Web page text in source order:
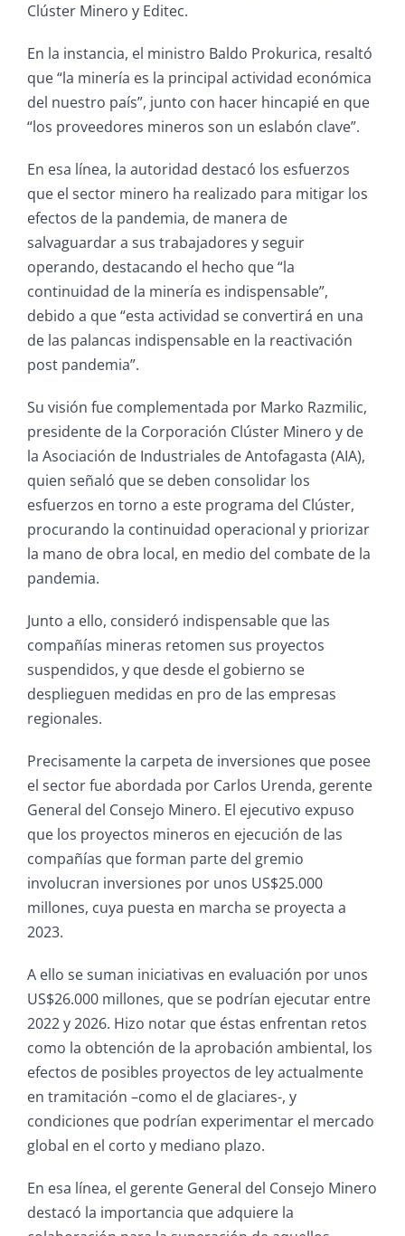
Clúster Minero y Editec.
En la instancia, el ministro Baldo Prokurica, resaltó
que “la minería es la principal actividad económica
del nuestro país”, junto con hacer hincapié en que
“los proveedores mineros son un eslabón clave”.
En esa línea, la autoridad destacó los esfuerzos
que el sector minero ha realizado para mitigar los
efectos de la pandemia, de manera de
salvaguardar a sus trabajadores y seguir
operando, destacando el hecho que “la
continuidad de la minería es indispensable”,
debido a que “esta actividad se convertirá en una
de las palancas indispensable en la reactivación
post pandemia”.
Su visión fue complementada por Marko Razmilic,
presidente de la Corporación Clúster Minero y de
la Asociación de Industriales de Antofagasta (AIA),
quien señaló que se deben consolidar los
esfuerzos en torno a este programa del Clúster,
procurando la continuidad operacional y priorizar
la mano de obra local, en medio del combate de la
pandemia.
Junto a ello, consideró indispensable que las
compañías mineras retomen sus proyectos
suspendidos, y que desde el gobierno se
desplieguen medidas en pro de las empresas
regionales.
Precisamente la carpeta de inversiones que posee
el sector fue abordada por Carlos Urenda, gerente
General del Consejo Minero. El ejecutivo expuso
que los proyectos mineros en ejecución de las
compañías que forman parte del gremio
involucran inversiones por unos US$25.000
millones, cuya puesta en marcha se proyecta a
2023.
A ello se suman iniciativas en evaluación por unos
US$26.000 millones, que se podrían ejecutar entre
2022 y 2026. Hizo notar que éstas enfrentan retos
como la obtención de la aprobación ambiental, los
efectos de posibles proyectos de ley actualmente
en tramitación –como el de glaciares-, y
condiciones que podrían experimentar el mercado
global en el corto y mediano plazo.
En esa línea, el gerente General del Consejo Minero
destacó la importancia que adquiere la